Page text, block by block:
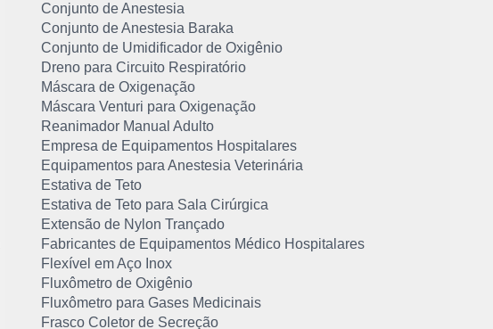
Conjunto de Anestesia
Conjunto de Anestesia Baraka
Conjunto de Umidificador de Oxigênio
Dreno para Circuito Respiratório
Máscara de Oxigenação
Máscara Venturi para Oxigenação
Reanimador Manual Adulto
Empresa de Equipamentos Hospitalares
Equipamentos para Anestesia Veterinária
Estativa de Teto
Estativa de Teto para Sala Cirúrgica
Extensão de Nylon Trançado
Fabricantes de Equipamentos Médico Hospitalares
Flexível em Aço Inox
Fluxômetro de Oxigênio
Fluxômetro para Gases Medicinais
Frasco Coletor de Secreção